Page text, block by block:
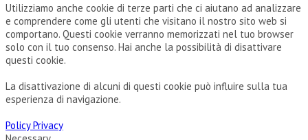
Utilizziamo anche cookie di terze parti che ci aiutano ad analizzare
e comprendere come gli utenti che visitano il nostro sito web si
comportano. Questi cookie verranno memorizzati nel tuo browser
solo con il tuo consenso. Hai anche la possibilità di disattivare
questi cookie.
La disattivazione di alcuni di questi cookie può influire sulla tua
esperienza di navigazione.
Policy Privacy